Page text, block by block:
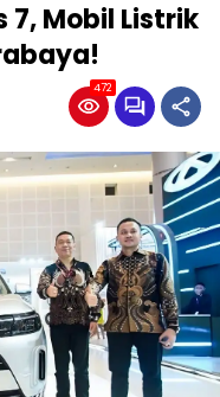
7, Mobil Listrik
472